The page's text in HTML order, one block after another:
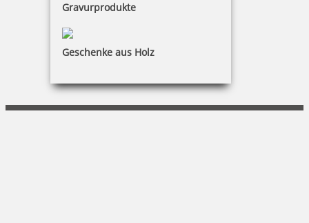
Gravurprodukte
Geschenke aus Holz
KONTAKT
Digital Production & Service
Daniel Peter Staude
09332 590041